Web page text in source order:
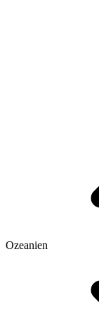
Ozeanien